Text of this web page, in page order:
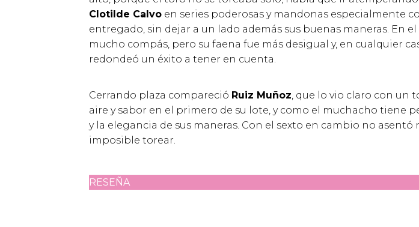
Clotilde Calvo en series poderosas y mandonas especialmente
entregado, sin dejar a un lado además sus buenas maneras.
mucho compás, pero su faena fue más desigual y, en cualquier
redondeó un éxito a tener en cuenta.
Cerrando plaza compareció Ruiz Muñoz , que lo vio claro con un
aire y sabor en el primero de su lote, y como el muchacho tiene
y la elegancia de sus maneras. Con el sexto en cambio no
imposible torear.
RESEÑA